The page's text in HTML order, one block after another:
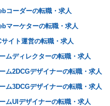
コーダーの転職・求人
マーケターの転職・求人
サイト運営の転職・求人
ムディレクターの転職・求人
ム2DCGデザイナーの転職・求人
ム3DCGデザイナーの転職・求人
ムUIデザイナーの転職・求人